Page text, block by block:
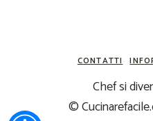
CONTATTI
Chef si
©